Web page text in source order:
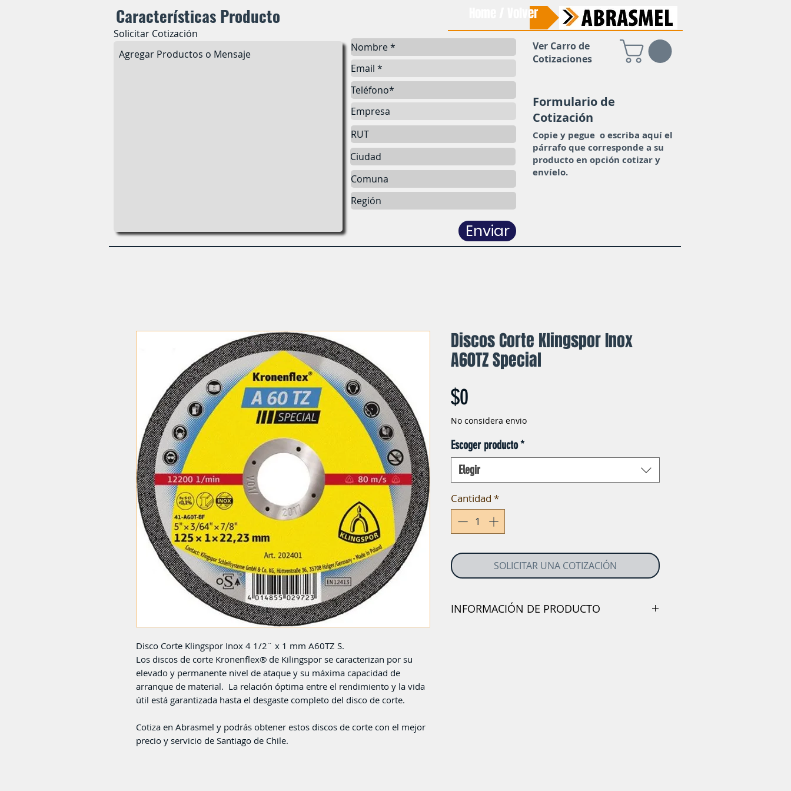
Características Producto Home / Volver
Solicitar Cotización
Enviar
Ver Carro de
Cotizaciones
Formulario de
Cotización
Copie y pegue o escriba aquí el
párrafo que corresponde a su
producto en opción cotizar y
envíelo.
Disco Corte Klingspor Inox 4 1/2¨ x 1 mm A60TZ S.
Los discos de corte Kronenflex® de Kilingspor se caracterizan por su
elevado y permanente nivel de ataque y su máxima capacidad de
arranque de material. La relación óptima entre el rendimiento y la vida
útil está garantizada hasta el desgaste completo del disco de corte.
Cotiza en Abrasmel y podrás obtener estos discos de corte con el mejor
precio y servicio de Santiago de Chile.
Discos Corte Klingspor Inox
A60TZ Special
$0
No considera envio
Escoger producto*
Elegir
Cantidad *
SOLICITAR UNA COTIZACIÓN
INFORMACIÓN DE PRODUCTO